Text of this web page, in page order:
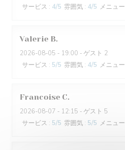
サービス : 4/5 雰囲気 : 4/5 メニュー
Valerie B
2026-08-05 - 19:00 - ゲスト 2
サービス : 5/5 雰囲気 : 4/5 メニュー
Francoise C
2026-08-07 - 12:15 - ゲスト 5
サービス : 5/5 雰囲気 : 5/5 メニュー